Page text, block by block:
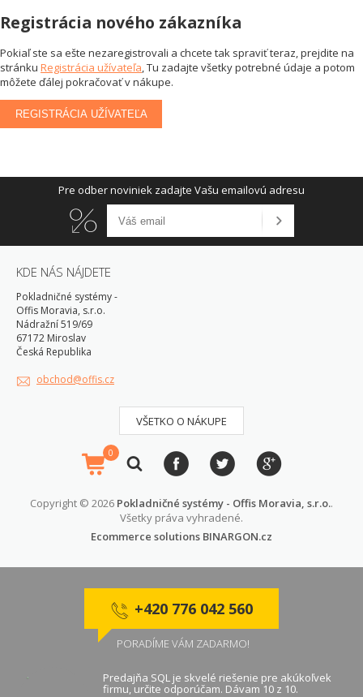
Registrácia nového zákazníka
Pokiaľ ste sa ešte nezaregistrovali a chcete tak spraviť teraz, prejdite na
stránku Registrácia užívateľa, Tu zadajte všetky potrebné údaje a potom
môžete ďálej pokračovať v nákupe.
REGISTRÁCIA UŽÍVATEĽA
Pre odber noviniek zadajte Vašu emailovú adresu
KDE NÁS NÁJDETE
Pokladničné systémy -
Offis Moravia, s.r.o.
Nádražní 519/69
67172 Miroslav
Česká Republika
obchod@offis.cz
VŠETKO O NÁKUPE
0
Copyright © 2026 Pokladničné systémy - Offis Moravia, s.r.o..
Všetky práva vyhradené.
Ecommerce solutions BINARGON.cz
+420 776 042 560
PORADÍME VÁM ZADARMO!
Predajňa SQL je skvelé riešenie pre akúkoľvek
firmu, určite odporúčam. Dávam 10 z 10.